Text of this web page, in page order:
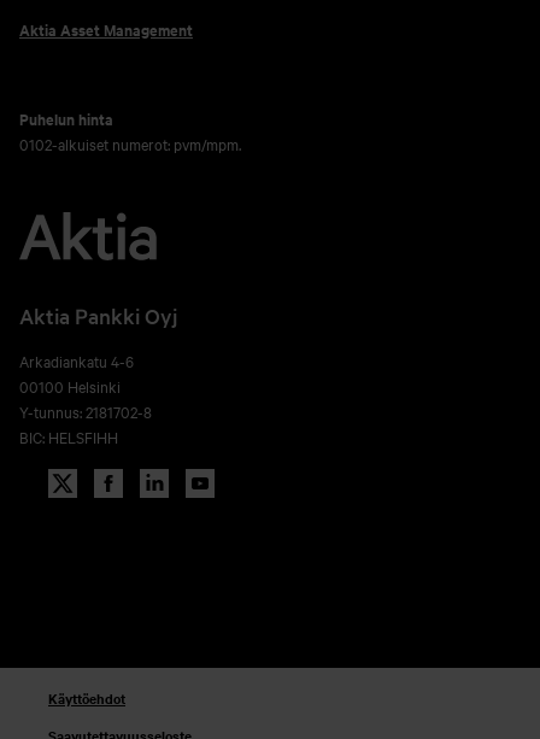
Aktia Asset Management
Puhelun hinta
0102-alkuiset numerot: pvm/mpm.
Aktia Pankki Oyj
Arkadiankatu 4-6
00100 Helsinki
Y-tunnus: 2181702-8
BIC: HELSFIHH
Käyttöehdot